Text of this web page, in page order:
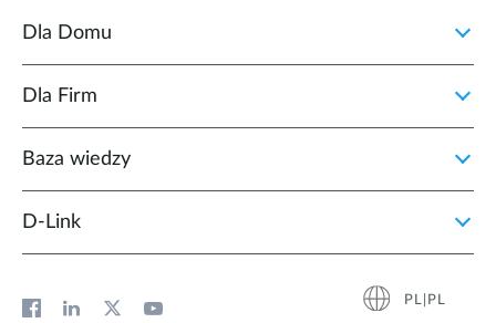
Dla Domu
Dla Firm
Baza wiedzy
D‑Link
PL|PL